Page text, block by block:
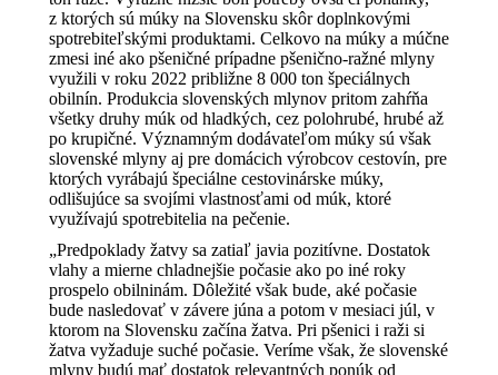
z ktorých sú múky na Slovensku skôr doplnkovými
spotrebiteľskými produktami. Celkovo na múky a múčne
zmesi iné ako pšeničné prípadne pšenično-ražné mlyny
využili v roku 2022 približne 8 000 ton špeciálnych
obilnín. Produkcia slovenských mlynov pritom zahŕňa
všetky druhy múk od hladkých, cez polohrubé, hrubé až
po krupičné. Významným dodávateľom múky sú však
slovenské mlyny aj pre domácich výrobcov cestovín, pre
ktorých vyrábajú špeciálne cestovinárske múky,
odlišujúce sa svojími vlastnosťami od múk, ktoré
využívajú spotrebitelia na pečenie.
„Predpoklady žatvy sa zatiaľ javia pozitívne. Dostatok
vlahy a mierne chladnejšie počasie ako po iné roky
prospelo obilninám. Dôležité však bude, aké počasie
bude nasledovať v závere júna a potom v mesiaci júl, v
ktorom na Slovensku začína žatva. Pri pšenici i raži si
žatva vyžaduje suché počasie. Veríme však, že slovenské
mlyny budú mať dostatok relevantných ponúk od